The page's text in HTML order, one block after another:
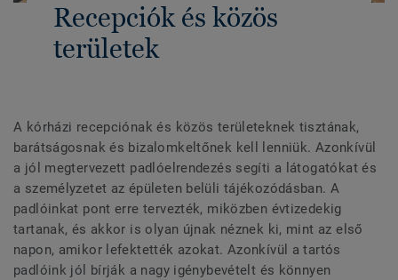
Recepciók és közös
területek
A kórházi recepciónak és közös területeknek tisztának,
barátságosnak és bizalomkeltőnek kell lenniük. Azonkívül
a jól megtervezett padlóelrendezés segíti a látogatókat és
a személyzetet az épületen belüli tájékozódásban. A
padlóinkat pont erre tervezték, miközben évtizedekig
tartanak, és akkor is olyan újnak néznek ki, mint az első
napon, amikor lefektették azokat. Azonkívül a tartós
padlóink jól bírják a nagy igénybevételt és könnyen